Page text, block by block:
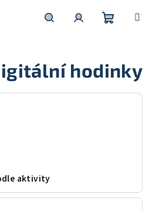
košík
hodinky
aktivity